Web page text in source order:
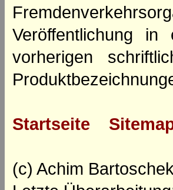
Veröffentlichung
vorherigen
Startseite
(c) Achim